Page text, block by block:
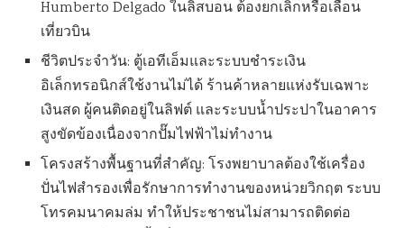
Humberto Delgado ในลิสบอน ต้องยกเลิกหรือเลื่อน
เที่ยวบิน
ชีวิตประจำวัน: ตู้เอทีเอ็มและระบบชำระเงิน
อิเล็กทรอนิกส์ใช้งานไม่ได้ ร้านค้าหลายแห่งรับเฉพาะ
เงินสด ผู้คนติดอยู่ในลิฟต์ และระบบน้ำประปาในอาคาร
สูงขัดข้องเนื่องจากปั๊มไฟฟ้าไม่ทำงาน
โครงสร้างพื้นฐานที่สำคัญ: โรงพยาบาลต้องใช้เครื่อง
ปั่นไฟสำรองเพื่อรักษาการทำงานของหน่วยวิกฤต ระบบ
โทรคมนาคมล่ม ทำให้ประชาชนไม่สามารถติดต่อ